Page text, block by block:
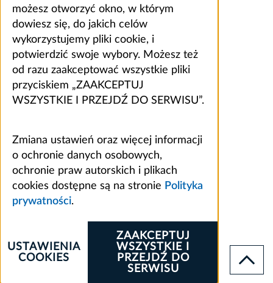
możesz otworzyć okno, w którym
dowiesz się, do jakich celów
wykorzystujemy pliki cookie, i
potwierdzić swoje wybory. Możesz też
od razu zaakceptować wszystkie pliki
przyciskiem „ZAAKCEPTUJ
WSZYSTKIE I PRZEJDŹ DO SERWISU”.
Zmiana ustawień oraz więcej informacji
o ochronie danych osobowych,
ochronie praw autorskich i plikach
cookies dostępne są na stronie Polityka
prywatności.
ZAAKCEPTUJ
WSZYSTKIE I
PRZEJDŹ DO
SERWISU
USTAWIENIA
COOKIES